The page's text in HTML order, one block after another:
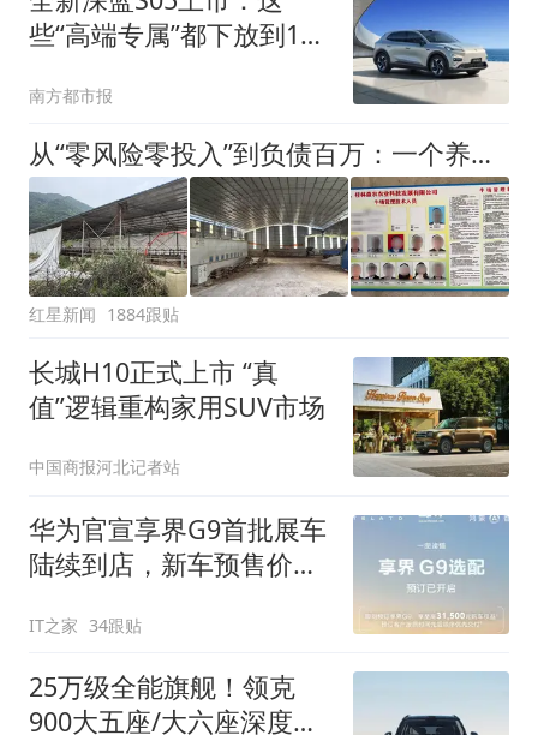
些“高端专属”都下放到15
南方都市报
从“零风险零投入”到负债百万：一个养牛项目崩盘后，谁该为农户的贷款买单丨红星调查
红星新闻 1884跟贴
长城H10正式上市 “真
值”逻辑重构家用SUV市场
中国商报河北记者站
华为官宣享界G9首批展车
陆续到店，新车预售价
IT之家 34跟贴
25万级全能旗舰！领克
900大五座/大六座深度解